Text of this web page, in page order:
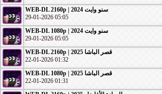
WEB-DL 2160p | 2024 سنو وايت
29-01-2026 05:05
WEB-DL 1080p | 2024 سنو وايت
29-01-2026 05:05
WEB-DL 2160p | 2025 قصر الباشا
22-01-2026 01:32
WEB-DL 1080p | 2025 قصر الباشا
22-01-2026 01:31